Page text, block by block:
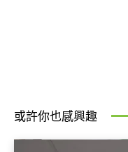
或許你也感興趣